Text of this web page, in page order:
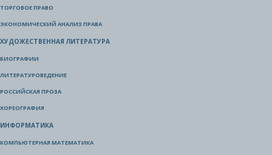
ТОРГОВОЕ ПРАВО
ЭКОНОМИЧЕСКИЙ АНАЛИЗ ПРАВА
ХУДОЖЕСТВЕННАЯ ЛИТЕРАТУРА
БИОГРАФИИ
ЛИТЕРАТУРОВЕДЕНИЕ
РОССИЙСКАЯ ПРОЗА
ХОРЕОГРАФИЯ
ИНФОРМАТИКА
КОМПЬЮТЕРНАЯ МАТЕМАТИКА